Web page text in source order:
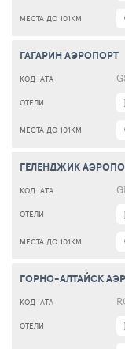
ГАГАРИН АЭРОПОРТ
ГЕЛЕНДЖИК
ГОРНО-АЛТАЙСК